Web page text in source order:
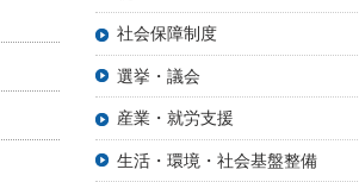
社会保障制度
選挙・議会
産業・就労支援
生活・環境・社会基盤整備